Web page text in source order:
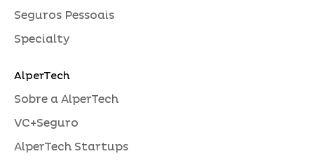
Seguros Pessoais
Specialty
AlperTech
Sobre a AlperTech
VC+Seguro
AlperTech Startups